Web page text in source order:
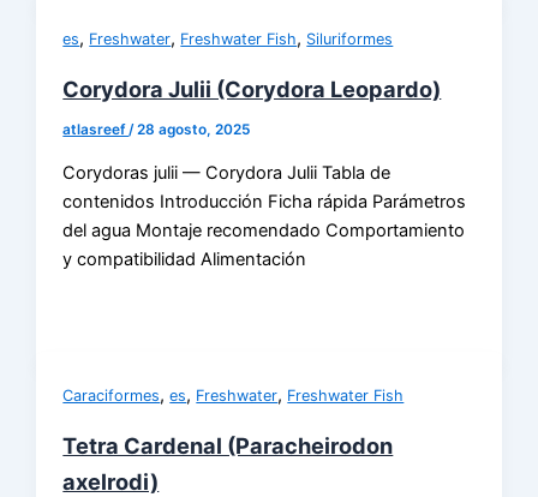
es, Freshwater, Freshwater Fish, Siluriformes
Corydora Julii (Corydora Leopardo)
atlasreef/28 agosto, 2025
Corydoras julii — Corydora Julii Tabla de
contenidos Introducción Ficha rápida Parámetros
del agua Montaje recomendado Comportamiento
y compatibilidad Alimentación
Caraciformes,es, Freshwater, Freshwater Fish
Tetra Cardenal (Paracheirodon
axelrodi)